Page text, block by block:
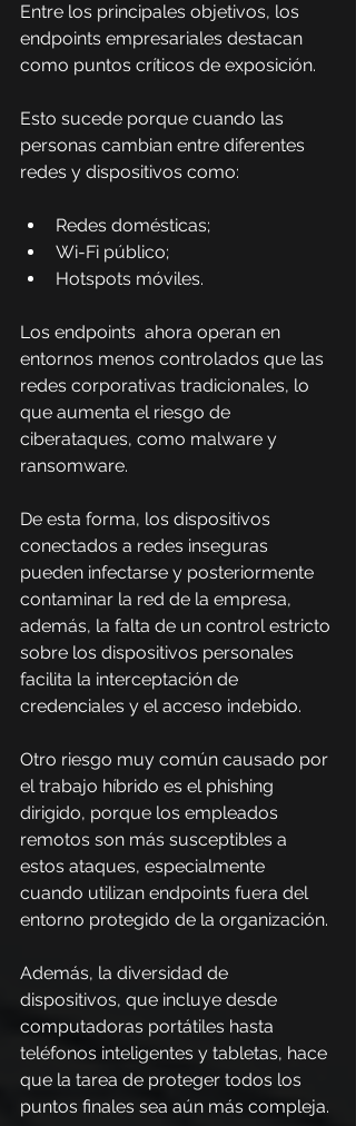
Entre los principales objetivos, los
endpoints empresariales destacan
como puntos críticos de exposición.
Esto sucede porque cuando las
personas cambian entre diferentes
redes y dispositivos como:
Redes domésticas;
Wi-Fi público;
Hotspots móviles.
Los endpoints ahora operan en
entornos menos controlados que las
redes corporativas tradicionales, lo
que aumenta el riesgo de
ciberataques, como malware y
ransomware.
De esta forma, los dispositivos
conectados a redes inseguras
pueden infectarse y posteriormente
contaminar la red de la empresa,
además, la falta de un control estricto
sobre los dispositivos personales
facilita la interceptación de
credenciales y el acceso indebido.
Otro riesgo muy común causado por
el trabajo híbrido es el phishing
dirigido, porque los empleados
remotos son más susceptibles a
estos ataques, especialmente
cuando utilizan endpoints fuera del
entorno protegido de la organización.
Además, la diversidad de
dispositivos, que incluye desde
computadoras portátiles hasta
teléfonos inteligentes y tabletas, hace
que la tarea de proteger todos los
puntos finales sea aún más compleja.